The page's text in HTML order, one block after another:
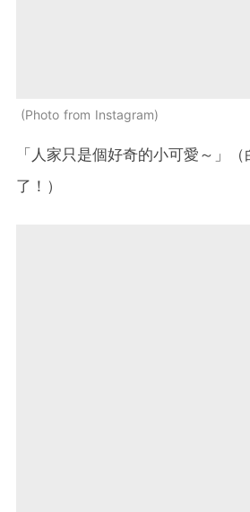
Photo from Instagram
「人家只是個好奇的小可愛～」
了！）